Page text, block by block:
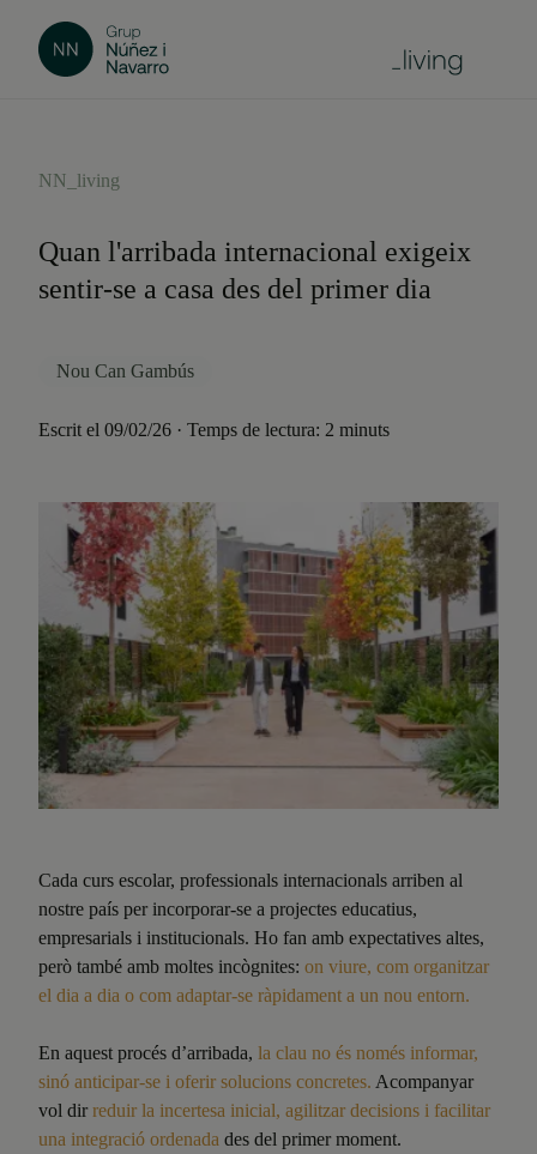
NN_living
Quan l'arribada internacional exigeix
sentir-se a casa des del primer dia
Nou Can Gambús
Escrit el 09/02/26 · Temps de lectura: 2 minuts
Cada curs escolar, professionals internacionals arriben al
nostre país per incorporar-se a projectes educatius,
empresarials i institucionals. Ho fan amb expectatives altes,
però també amb moltes incògnites: on viure, com organitzar
el dia a dia o com adaptar-se ràpidament a un nou entorn.
En aquest procés d’arribada, la clau no és només informar,
sinó anticipar-se i oferir solucions concretes. Acompanyar
vol dir reduir la incertesa inicial, agilitzar decisions i facilitar
una integració ordenada des del primer moment.